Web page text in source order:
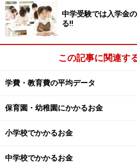
できるだけ実のある「投資」に近
大事ですが、ときには教育費をか
かもしれません。
「大学は教養を身につけるために
いますが、それはわが家の家計に
はないでしょうか。
助努力が求められています。子ど
すぎると、自分の老後にしわ寄せ
中学受験では入学金
る!!
この記事に関連す
学費・教育費の平均データ
保育園・幼稚園にかかるお金
小学校でかかるお金
中学校でかかるお金